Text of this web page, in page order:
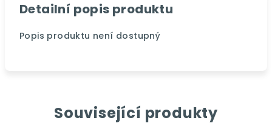
Detailní popis produktu
Popis produktu není dostupný
Související produkty